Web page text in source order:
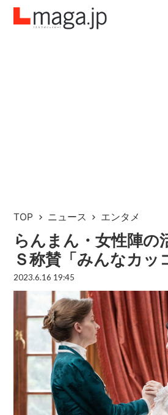
TOP ニュース エンタメ
らんまん・女性陣の
Ｓ称賛「みんなカッ
2023.6.16 19:45